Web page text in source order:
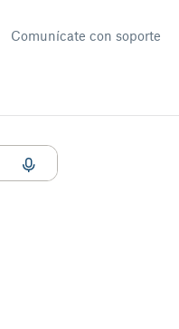
Comunícate con soporte